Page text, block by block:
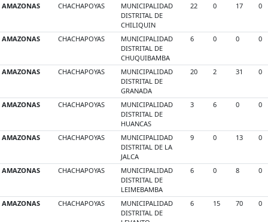
AMAZONAS CHACHAPOYAS
MUNICIPALIDAD
DISTRITAL DE
CHILIQUIN
22 0 17 0
AMAZONAS CHACHAPOYAS
MUNICIPALIDAD
DISTRITAL DE
CHUQUIBAMBA
6 0 0 0
AMAZONAS CHACHAPOYAS
MUNICIPALIDAD
DISTRITAL DE
GRANADA
20 2 31 0
AMAZONAS CHACHAPOYAS
MUNICIPALIDAD
DISTRITAL DE
HUANCAS
3 6 0 0
AMAZONAS CHACHAPOYAS
MUNICIPALIDAD
DISTRITAL DE LA
JALCA
9 0 13 0
AMAZONAS CHACHAPOYAS
MUNICIPALIDAD
DISTRITAL DE
LEIMEBAMBA
6 0 8 0
AMAZONAS CHACHAPOYAS
MUNICIPALIDAD
DISTRITAL DE
6 15 70 0